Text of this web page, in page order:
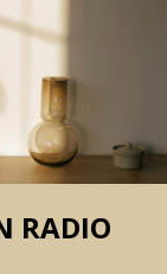
RADIO